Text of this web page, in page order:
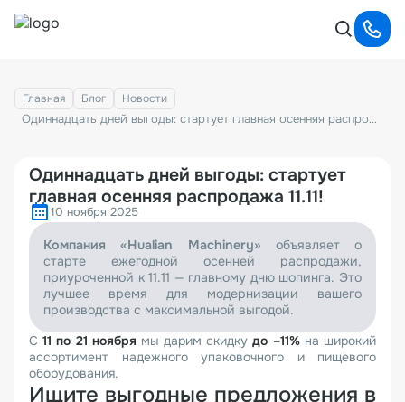
Главная Блог Новости
Одиннадцать дней выгоды: стартует главная осенняя распродажа 11.11!
Одиннадцать дней выгоды: стартует
главная осенняя распродажа 11.11!
10 ноября 2025
Компания «Hualian Machinery» объявляет о
старте ежегодной осенней распродажи,
приуроченной к 11.11 — главному дню шопинга. Это
лучшее время для модернизации вашего
производства с максимальной выгодой.
С11 по 21 ноября мы дарим скидкудо –11%на широкий
ассортимент надежного упаковочного и пищевого
оборудования.
Ищите выгодные предложения в